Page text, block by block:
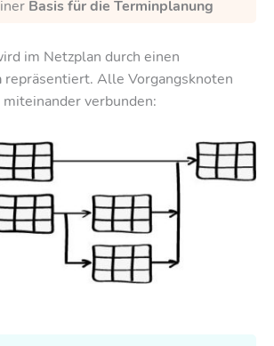
Basis für die Terminplanung
im Netzplan durch einen
repräsentiert. Alle Vorgangsknoten
verbunden: